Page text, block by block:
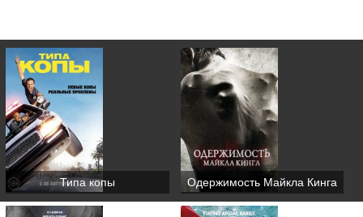
Типа копы Одержимость Майкла Кинга